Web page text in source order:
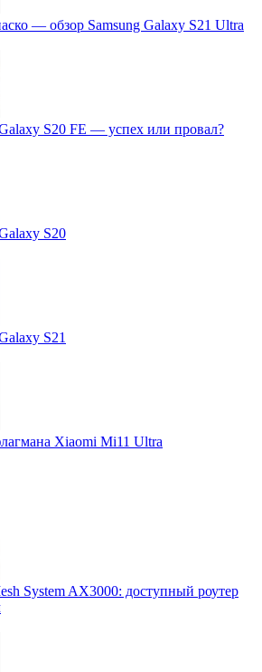
— обзор Samsung Galaxy S21 Ultra
S20 FE — успех или провал?
S20
S21
Xiaomi Mi11 Ultra
System AX3000: доступный роутер